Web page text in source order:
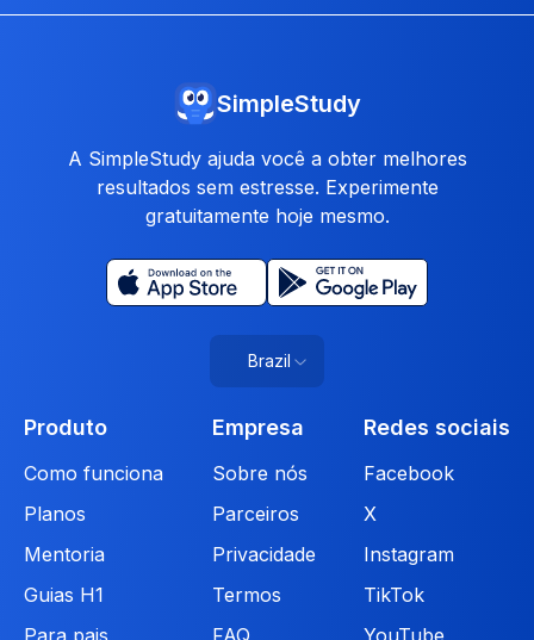
SimpleStudy
A SimpleStudy ajuda você a obter melhores
resultados sem estresse. Experimente
gratuitamente hoje mesmo.
Brazil
Produto
Como funciona
Planos
Mentoria
Guias H1
Empresa
Sobre nós
Parceiros
Privacidade
Termos
Redes sociais
Facebook
X
Instagram
TikTok